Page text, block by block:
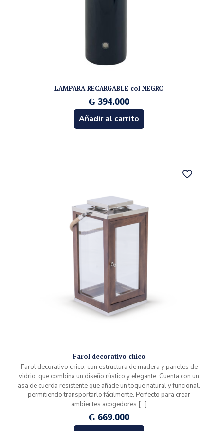
LAMPARA RECARGABLE col NEGRO
₲ 394.000
Añadir al carrito
Farol decorativo chico
Farol decorativo chico, con estructura de madera y paneles de
vidrio, que combina un diseño rústico y elegante. Cuenta con un
asa de cuerda resistente que añade un toque natural y funcional,
permitiendo transportarlo fácilmente. Perfecto para crear
ambientes acogedores […]
₲ 669.000